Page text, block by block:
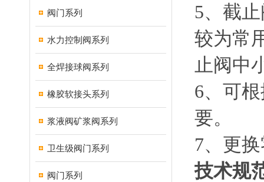
阀门系列
水力控制阀系列
全焊接球阀系列
橡胶软接头系列
浆液阀矿浆阀系列
卫生级阀门系列
阀门系列
5、截
较为常
止阀中
6、可
要。
7、更
技术规